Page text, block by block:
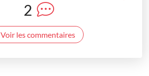
2
Voir les commentaires